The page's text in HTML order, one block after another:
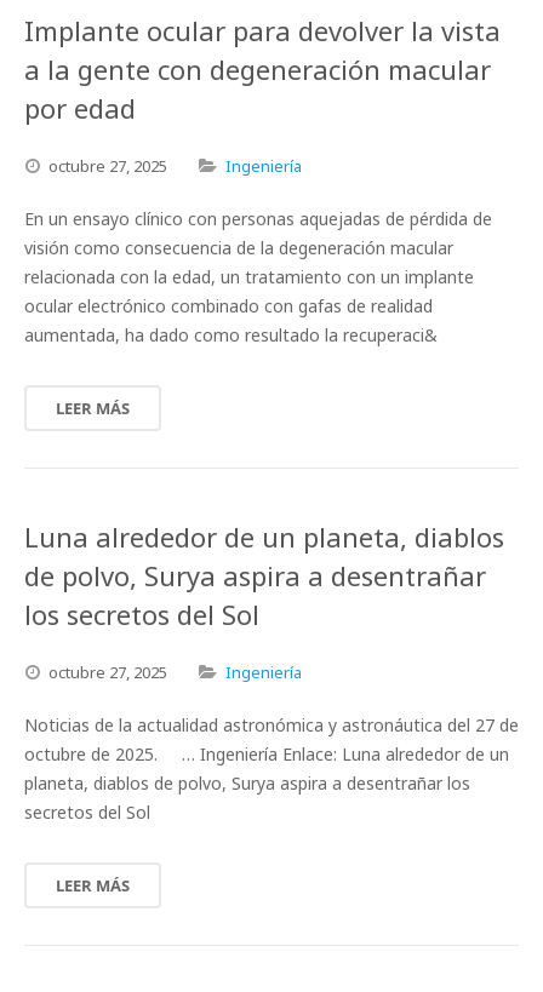
Implante ocular para devolver la vista
a la gente con degeneración macular
por edad
octubre 27, 2025 Ingeniería
En un ensayo clínico con personas aquejadas de pérdida de
visión como consecuencia de la degeneración macular
relacionada con la edad, un tratamiento con un implante
ocular electrónico combinado con gafas de realidad
aumentada, ha dado como resultado la recuperaci&
LEER MÁS
Luna alrededor de un planeta, diablos
de polvo, Surya aspira a desentrañar
los secretos del Sol
octubre 27, 2025 Ingeniería
Noticias de la actualidad astronómica y astronáutica del 27 de
octubre de 2025. … Ingeniería Enlace: Luna alrededor de un
planeta, diablos de polvo, Surya aspira a desentrañar los
secretos del Sol
LEER MÁS